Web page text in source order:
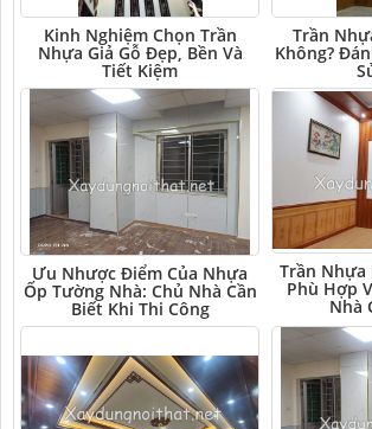
Kinh Nghiệm Chọn Trần
Nhựa Giả Gỗ Đẹp, Bền Và
Tiết Kiệm
Trần
Không?
Ưu Nhược Điểm Của Nhựa
Ốp Tường Nhà: Chủ Nhà Cần
Biết Khi Thi Công
Trần Nhựa
Phù Hợp
Nhà